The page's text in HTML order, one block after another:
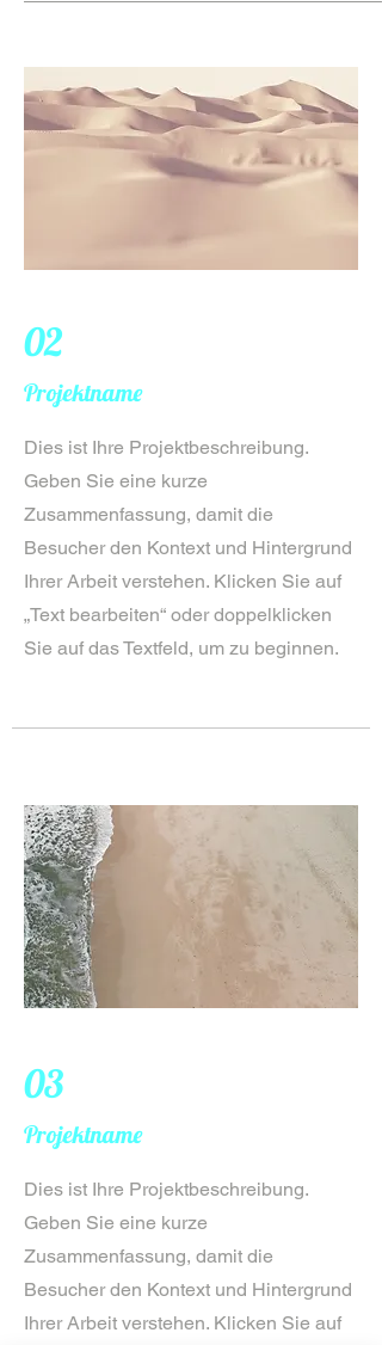
02
Projektname
Dies ist Ihre Projektbeschreibung.
Geben Sie eine kurze
Zusammenfassung, damit die
Besucher den Kontext und Hintergrund
Ihrer Arbeit verstehen. Klicken Sie auf
„Text bearbeiten“ oder doppelklicken
Sie auf das Textfeld, um zu beginnen.
03
Projektname
Dies ist Ihre Projektbeschreibung.
Geben Sie eine kurze
Zusammenfassung, damit die
Besucher den Kontext und Hintergrund
Ihrer Arbeit verstehen. Klicken Sie auf